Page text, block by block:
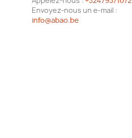
Envoyez-nous un e-mail :
info@abao.be